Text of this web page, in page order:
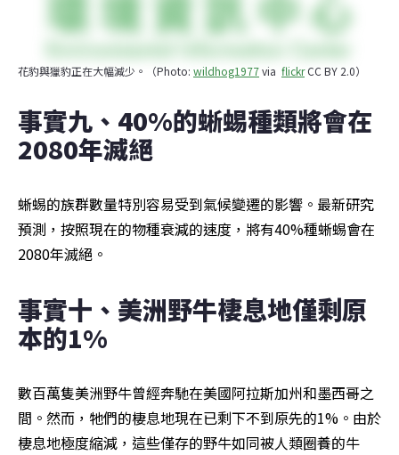
花豹與獵豹正在大幅減少。（Photo: wildhog1977 via flickr CC BY 2.0）
事實九、40%的蜥蜴種類將會在
2080年滅絕
蜥蜴的族群數量特別容易受到氣候變遷的影響。最新研究
預測，按照現在的物種衰減的速度，將有40%種蜥蜴會在
2080年滅絕。
事實十、美洲野牛棲息地僅剩原
本的1%
數百萬隻美洲野牛曾經奔馳在美國阿拉斯加州和墨西哥之
間。然而，牠們的棲息地現在已剩下不到原先的1%。由於
棲息地極度縮減，這些僅存的野牛如同被人類圈養的牛